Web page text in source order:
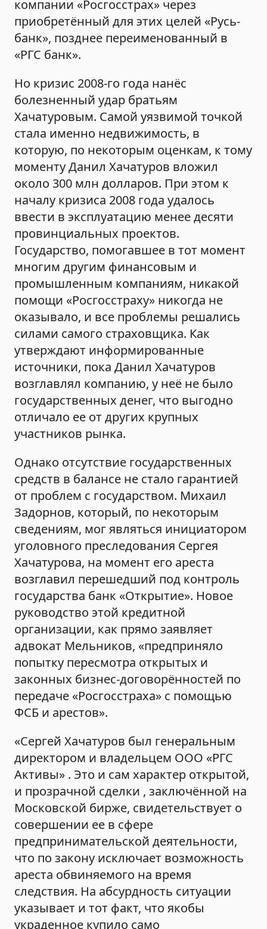
компании «Росгосстрах» через
приобретённый для этих целей «Русь-
банк», позднее переименованный в
«РГС банк».
Но кризис 2008-го года нанёс
болезненный удар братьям
Хачатуровым. Самой уязвимой точкой
стала именно недвижимость, в
которую, по некоторым оценкам, к тому
моменту Данил Хачатуров вложил
около 300 млн долларов. При этом к
началу кризиса 2008 года удалось
ввести в эксплуатацию менее десяти
провинциальных проектов.
Государство, помогавшее в тот момент
многим другим финансовым и
промышленным компаниям, никакой
помощи «Росгосстраху» никогда не
оказывало, и все проблемы решались
силами самого страховщика. Как
утверждают информированные
источники, пока Данил Хачатуров
возглавлял компанию, у неё не было
государственных денег, что выгодно
отличало ее от других крупных
участников рынка.
Однако отсутствие государственных
средств в балансе не стало гарантией
от проблем с государством. Михаил
Задорнов, который, по некоторым
сведениям, мог являться инициатором
уголовного преследования Сергея
Хачатурова, на момент его ареста
возглавил перешедший под контроль
государства банк «Открытие». Новое
руководство этой кредитной
организации, как прямо заявляет
адвокат Мельников, «предприняло
попытку пересмотра открытых и
законных бизнес-договорённостей по
передаче «Росгосстраха» с помощью
ФСБ и арестов».
«Сергей Хачатуров был генеральным
директором и владельцем ООО «РГС
Активы» . Это и сам характер открытой,
и прозрачной сделки , заключённой на
Московской бирже, свидетельствует о
совершении ее в сфере
предпринимательской деятельности,
что по закону исключает возможность
ареста обвиняемого на время
следствия. На абсурдность ситуации
указывает и тот факт, что якобы
украденное купило само